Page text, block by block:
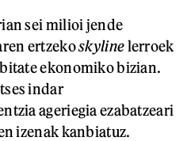
sei milioi jende
ertzekoskylinelerroek
ekonomiko bizian.
indar
ageriegia ezabatzeari
izenak kanbiatuz.